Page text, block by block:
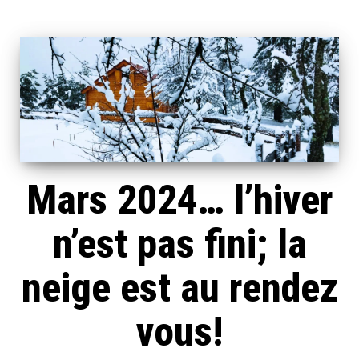
Mars 2024… l’hiver
n’est pas fini; la
neige est au rendez
vous!